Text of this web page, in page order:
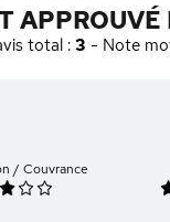
APPROUVÉ
total :3 - Note
/ Couvrance